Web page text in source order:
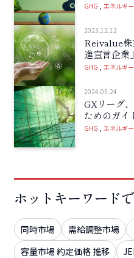
GHG エネルギ
2023.12.12
Reivalue
進宣言企業
GHG エネルギ
2024.05.24
GXリーグ
ためのガイ
GHG エネルギ
ホットキーワード
同時市場 需給調整市場
容量市場 約定価格 推移